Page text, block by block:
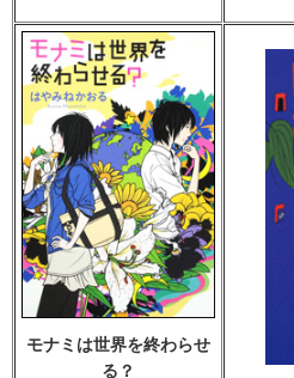
モナミは世界を終わらせ
る？